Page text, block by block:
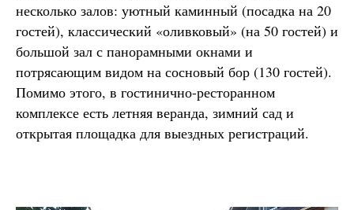
несколько залов: уютный каминный (посадка на 20
гостей), классический «оливковый» (на 50 гостей) и
большой зал с панорамными окнами и
потрясающим видом на сосновый бор (130 гостей).
Помимо этого, в гостинично-ресторанном
комплексе есть летняя веранда, зимний сад и
открытая площадка для выездных регистраций.